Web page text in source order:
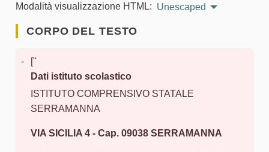
Modalità visualizzazione HTML: Unescaped
CORPO DEL TESTO
-
["
Dati istituto scolastico
ISTITUTO COMPRENSIVO STATALE
SERRAMANNA
VIA SICILIA 4 - Cap. 09038 SERRAMANNA